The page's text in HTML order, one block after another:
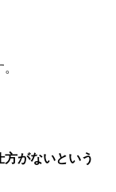
がないという